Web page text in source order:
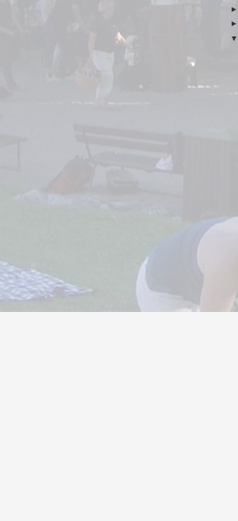
►
►
▼